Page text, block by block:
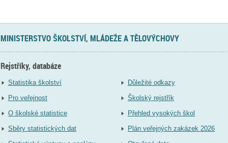
MINISTERSTVO ŠKOLSTVÍ, MLÁDEŽE A TĚLOVÝCHOVY
Rejstříky, databáze
Statistika školství
Pro veřejnost
O školské statistice
Sběry statistických dat
Důležité odkazy
Školský rejstřík
Přehled vysokých škol
Plán veřejných zakázek 2026